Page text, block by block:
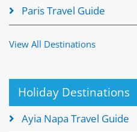
Paris Travel Guide
View All Destinations
Holiday Destinations
Ayia Napa Travel Guide